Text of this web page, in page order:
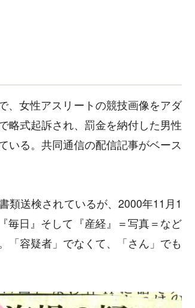
、女性アスリートの競技画像をアダ
略式起訴され、罰金を納付した男性
いる。共同通信の配信記事がベース
類送検されているが、2000年11月1
毎日』そして『産経』＝写真＝など
「容疑者」でなくて、「さん」でも